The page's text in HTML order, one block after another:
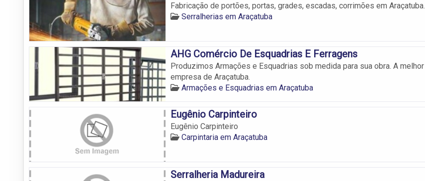
Fabricação de portões, portas, grades, escadas, corrimões em Araçatuba.
Serralherias em Araçatuba
AHG Comércio De Esquadrias E Ferragens
Produzimos Armações e Esquadrias sob medida para sua obra. A melhor
empresa de Araçatuba.
Armações e Esquadrias em Araçatuba
Eugênio Carpinteiro
Eugênio Carpinteiro
Carpintaria em Araçatuba
Serralheria Madureira